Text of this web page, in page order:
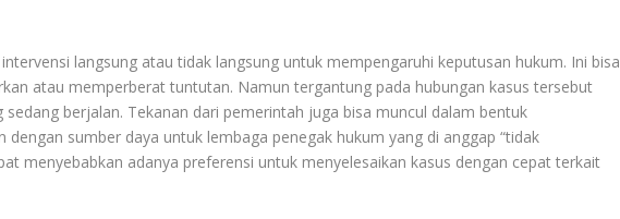
langsung atau tidak langsung untuk mempengaruhi keputusan hukum. Ini bisa
atau memperberat tuntutan. Namun tergantung pada hubungan kasus tersebut
berjalan. Tekanan dari pemerintah juga bisa muncul dalam bentuk
dengan sumber daya untuk lembaga penegak hukum yang di anggap “tidak
menyebabkan adanya preferensi untuk menyelesaikan kasus dengan cepat terkait